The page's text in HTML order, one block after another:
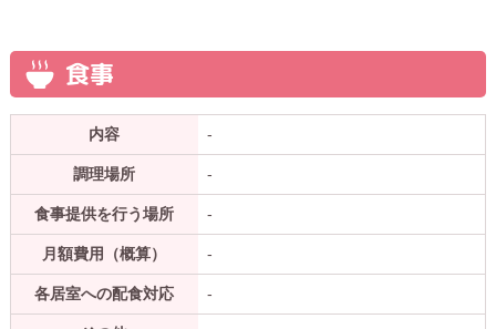
食事
内容 -
調理場所 -
食事提供を行う場所 -
月額費用（概算） -
各居室への配食対応 -